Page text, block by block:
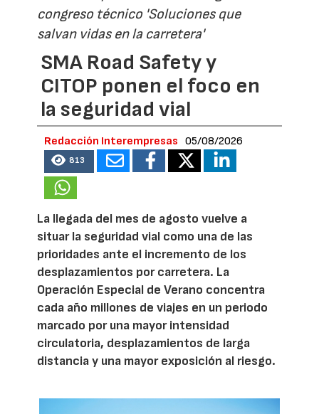
congreso técnico 'Soluciones que
salvan vidas en la carretera'
SMA Road Safety y
CITOP ponen el foco en
la seguridad vial
Redacción Interempresas 05/08/2026
813
La llegada del mes de agosto vuelve a
situar la seguridad vial como una de las
prioridades ante el incremento de los
desplazamientos por carretera. La
Operación Especial de Verano concentra
cada año millones de viajes en un periodo
marcado por una mayor intensidad
circulatoria, desplazamientos de larga
distancia y una mayor exposición al riesgo.